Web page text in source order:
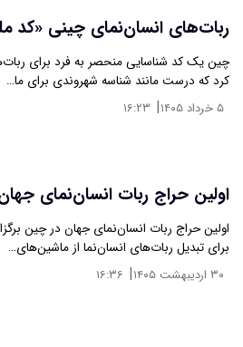
ربات‌های انسان‌نمای چینی «کد
چین یک کد شناسایی منحصر به فرد برای
کرد که درست مانند شناسه شهروندی برای ما…
۵ خرداد ۱۴۰۵ | ۱۶:۲۳
اولین حراج ربات انسان‌نمای
اولین حراج ربات انسان‌نمای جهان در چین
برای تبدیل ربات‌های انسان‌نما از ماشین‌های…
۳۰ اردیبهشت ۱۴۰۵ | ۱۶:۳۶